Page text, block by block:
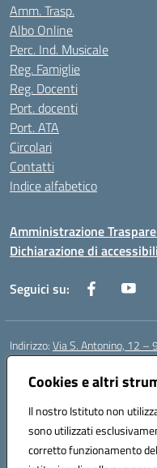
Cookies e altri
Il nostro Istituto non
sono utilizzati
corretto funzionamento
Amm. Trasp.
Albo Online
Perc. Ind. Musicale
Reg. Famiglie
Reg. Docenti
Port. docenti
Port. ATA
Circolari
Contatti
Indice alfabetico
Amministrazione
Dichiarazione di
Seguici su:
Indirizzo:Via S. Antonino, 12 –
Centralino:
Posta elettronica certificata
Codice fiscale: 83002470876
Codice meccanografico:
Codice Indice delle Pubbliche
Codice unico di fatturazione